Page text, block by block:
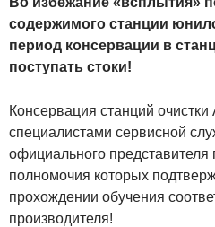
содержимого станции
период консервации в
поступать стоки!
Консервация станций
специалистами сервисной
официального представителя
полномочия которых
прохождении обучения
производителя!